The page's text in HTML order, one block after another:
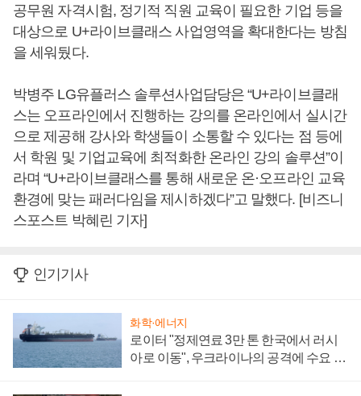
공무원 자격시험, 정기적 직원 교육이 필요한 기업 등을
대상으로 U+라이브클래스 사업영역을 확대한다는 방침
을 세워뒀다.
박병주 LG유플러스 솔루션사업담당은 “U+라이브클래
스는 오프라인에서 진행하는 강의를 온라인에서 실시간
으로 제공해 강사와 학생들이 소통할 수 있다는 점 등에
서 학원 및 기업교육에 최적화한 온라인 강의 솔루션”이
라며 “U+라이브클래스를 통해 새로운 온·오프라인 교육
환경에 맞는 패러다임을 제시하겠다”고 말했다. [비즈니
스포스트 박혜린 기자]
인기기사
화학·에너지
로이터 "정제연료 3만 톤 한국에서 러시
아로 이동", 우크라이나의 공격에 수요 늘